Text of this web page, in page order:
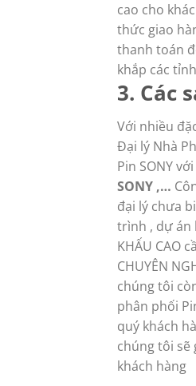
cao cho
thức giao
thanh toán
khắp các
3. Các
Với nhiều
Đại lý Nhà
Pin SONY
SONY ,…
đại lý chưa
trình , dự án
KHẤU CAO
CHUYÊN
chúng tôi
phân phối
quý khách
chúng tôi sẽ
khách hàng